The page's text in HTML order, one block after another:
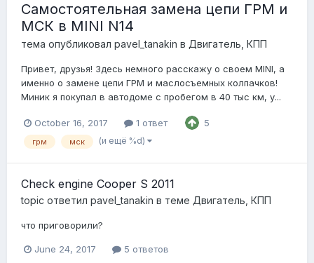
Самостоятельная замена цепи ГРМ и
МСК в MINI N14
тема опубликовал pavel_tanakin в Двигатель, КПП
Привет, друзья! Здесь немного расскажу о своем MINI, а
именно о замене цепи ГРМ и маслосъемных колпачков!
Миник я покупал в автодоме с пробегом в 40 тыс км, у...
October 16, 2017 1 ответ 5
грм мск (и ещё %d)
Check engine Cooper S 2011
topic ответил pavel_tanakin в теме Двигатель, КПП
что приговорили?
June 24, 2017 5 ответов